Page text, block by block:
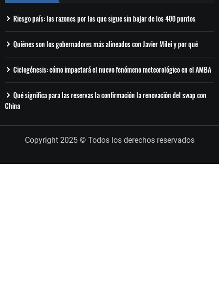
Riesgo país: las razones por las que sigue sin bajar de los 400 puntos
Quiénes son los gobernadores más alineados con Javier Milei y por qué
Ciclogénesis: cómo impactará el nuevo fenómeno meteorológico en el AMBA
Qué significa para las reservas la confirmación la renovación del swap con
China
Copyright 2025 © Todos los derechos reservados